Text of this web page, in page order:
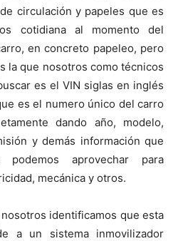
circulación y papeles que es
cotidiana al momento del
en concreto papeleo, pero
la que nosotros como técnicos
es el VIN siglas en inglés
es el numero único del carro
dando año, modelo,
y demás información que
podemos aprovechar para
mecánica y otros.
nosotros identificamos que esta
a un sistema inmovilizador